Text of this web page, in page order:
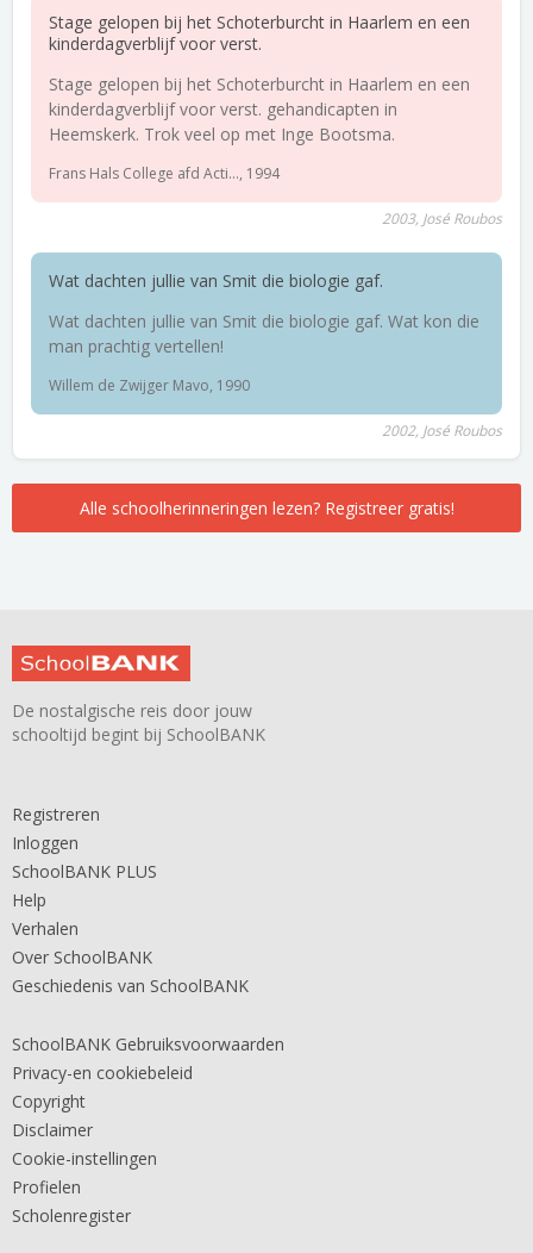
Stage gelopen bij het Schoterburcht in Haarlem en een
kinderdagverblijf voor verst.
Stage gelopen bij het Schoterburcht in Haarlem en een
kinderdagverblijf voor verst. gehandicapten in
Heemskerk. Trok veel op met Inge Bootsma.
Frans Hals College afd Acti..., 1994
2003, José Roubos
Wat dachten jullie van Smit die biologie gaf.
Wat dachten jullie van Smit die biologie gaf. Wat kon die
man prachtig vertellen!
Willem de Zwijger Mavo, 1990
2002, José Roubos
Alle schoolherinneringen lezen? Registreer gratis!
De nostalgische reis door jouw
schooltijd begint bij SchoolBANK
Registreren
Inloggen
SchoolBANK PLUS
Help
Verhalen
Over SchoolBANK
Geschiedenis van SchoolBANK
SchoolBANK Gebruiksvoorwaarden
Privacy-en cookiebeleid
Copyright
Disclaimer
Cookie-instellingen
Profielen
Scholenregister